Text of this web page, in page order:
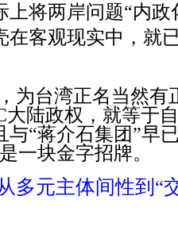
上将两岸问题“内政
在客观现实中，就
为台湾正名当然有
大陆政权，就等于
与“蒋介石集团”早
一块金字招牌。
多元主体间性到“